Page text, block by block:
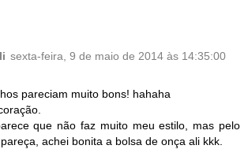
sexta-feira, 9 de maio de 2014 às 14:35:00
pareciam muito bons! hahaha
que não faz muito meu estilo, mas pelo
achei bonita a bolsa de onça ali kkk.